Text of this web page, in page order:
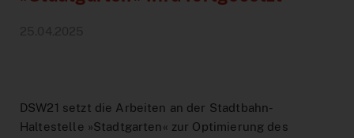
Vertriebswege
Fundsachen
MeinAbo
Werbung auf Bussen und Bahnen
DSW21 setzt die Arbeiten an der Stadtbahn-
Haltestelle »Stadtgarten« zur Optimierung des